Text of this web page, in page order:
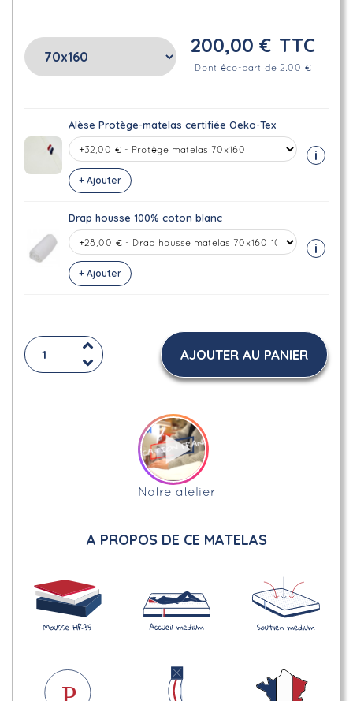
200,00 € TTC
Dont éco-part de 2.00 €
Alèse Protège-matelas certifiée Oeko-Tex
+ Ajouter
i
Drap housse 100% coton blanc
+ Ajouter
i
AJOUTER AU PANIER
Notre atelier
A PROPOS DE CE MATELAS